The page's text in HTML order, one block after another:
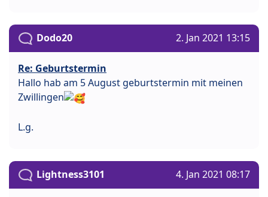
Dodo20 2. Jan 2021 13:15
Re: Geburtstermin
Hallo hab am 5 August geburtstermin mit meinen
Zwillingen
L.g.
Lightness3101 4. Jan 2021 08:17